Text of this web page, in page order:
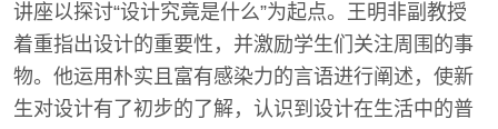
讲座以探讨“设计究竟是什么”为起点。王明非副教授
着重指出设计的重要性，并激励学生们关注周围的事
物。他运用朴实且富有感染力的言语进行阐述，使新
生对设计有了初步的了解，认识到设计在生活中的普